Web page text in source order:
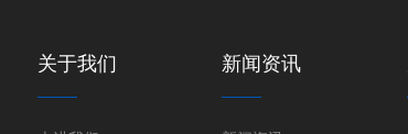
关于我们 新闻资讯